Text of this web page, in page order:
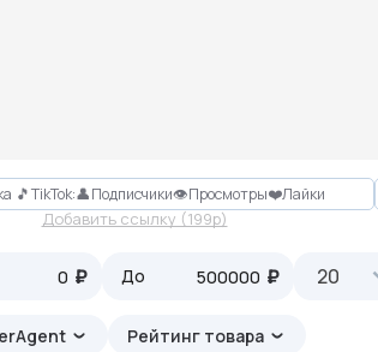
🎵TikTok:👤Подписчики👁Просмотры❤️Лайки
Добавить ссылку (199p)
₽ До ₽ 20
Рейтинг товара